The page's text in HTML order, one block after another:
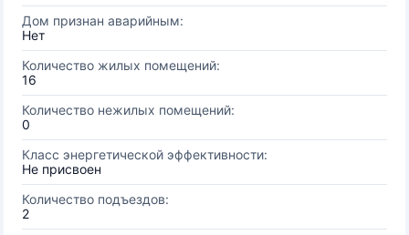
Дом признан аварийным:
Нет
Количество жилых помещений:
16
Количество нежилых помещений:
0
Класс энергетической эффективности:
Не присвоен
Количество подъездов:
2